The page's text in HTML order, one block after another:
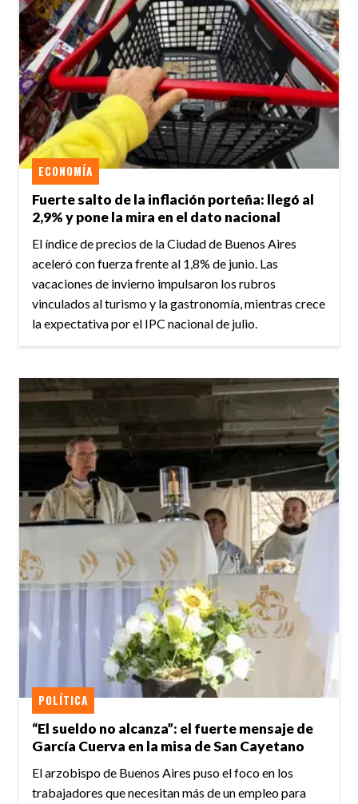
Fuerte salto de la inflación porteña: llegó al
2,9% y pone la mira en el dato nacional
ECONOMÍA
El índice de precios de la Ciudad de Buenos Aires
aceleró con fuerza frente al 1,8% de junio. Las
vacaciones de invierno impulsaron los rubros
vinculados al turismo y la gastronomía, mientras crece
la expectativa por el IPC nacional de julio.
“El sueldo no alcanza”: el fuerte mensaje de
García Cuerva en la misa de San Cayetano
POLÍTICA
El arzobispo de Buenos Aires puso el foco en los
trabajadores que necesitan más de un empleo para